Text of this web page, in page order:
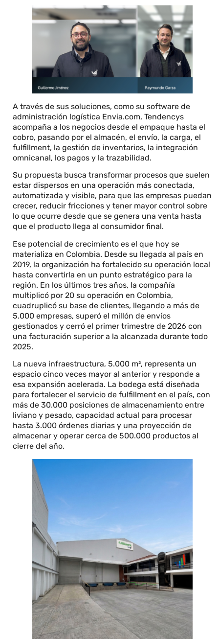
A través de sus soluciones, como su software de
administración logística Envia.com, Tendencys
acompaña a los negocios desde el empaque hasta el
cobro, pasando por el almacén, el envío, la carga, el
fulfillment, la gestión de inventarios, la integración
omnicanal, los pagos y la trazabilidad.
Su propuesta busca transformar procesos que suelen
estar dispersos en una operación más conectada,
automatizada y visible, para que las empresas puedan
crecer, reducir fricciones y tener mayor control sobre
lo que ocurre desde que se genera una venta hasta
que el producto llega al consumidor final.
Ese potencial de crecimiento es el que hoy se
materializa en Colombia. Desde su llegada al país en
2019, la organización ha fortalecido su operación local
hasta convertirla en un punto estratégico para la
región. En los últimos tres años, la compañía
multiplicó por 20 su operación en Colombia,
cuadruplicó su base de clientes, llegando a más de
5.000 empresas, superó el millón de envíos
gestionados y cerró el primer trimestre de 2026 con
una facturación superior a la alcanzada durante todo
2025.
La nueva infraestructura, 5.000 m², representa un
espacio cinco veces mayor al anterior y responde a
esa expansión acelerada. La bodega está diseñada
para fortalecer el servicio de fulfillment en el país, con
más de 30.000 posiciones de almacenamiento entre
liviano y pesado, capacidad actual para procesar
hasta 3.000 órdenes diarias y una proyección de
almacenar y operar cerca de 500.000 productos al
cierre del año.